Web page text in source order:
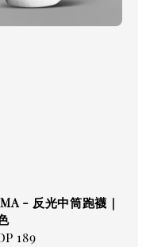
- 反光中筒跑襪｜
189